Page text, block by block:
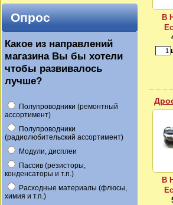
Опрос
Какое из направлений
магазина Вы бы хотели
чтобы развивалось
лучше?
Полупроводники (ремонтный
ассортимент)
Полупроводники
(радиолюбительский ассортимент)
Модули, дисплеи
Пассив (резисторы,
конденсаторы и т.п.)
Расходные материалы (флюсы,
химия и т.п.)
В
В